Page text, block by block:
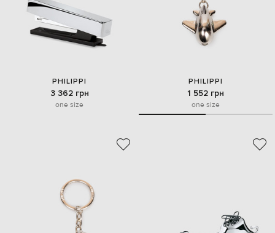
PHILIPPI
3 362 грн
one size
PHILIPPI
1 552 грн
one size